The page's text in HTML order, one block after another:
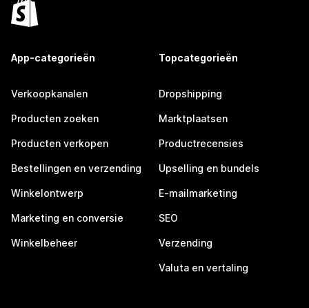
App-categorieën
Verkoopkanalen
Producten zoeken
Producten verkopen
Bestellingen en verzending
Winkelontwerp
Marketing en conversie
Winkelbeheer
Topcategorieën
Dropshipping
Marktplaatsen
Productrecensies
Upselling en bundels
E-mailmarketing
SEO
Verzending
Valuta en vertaling